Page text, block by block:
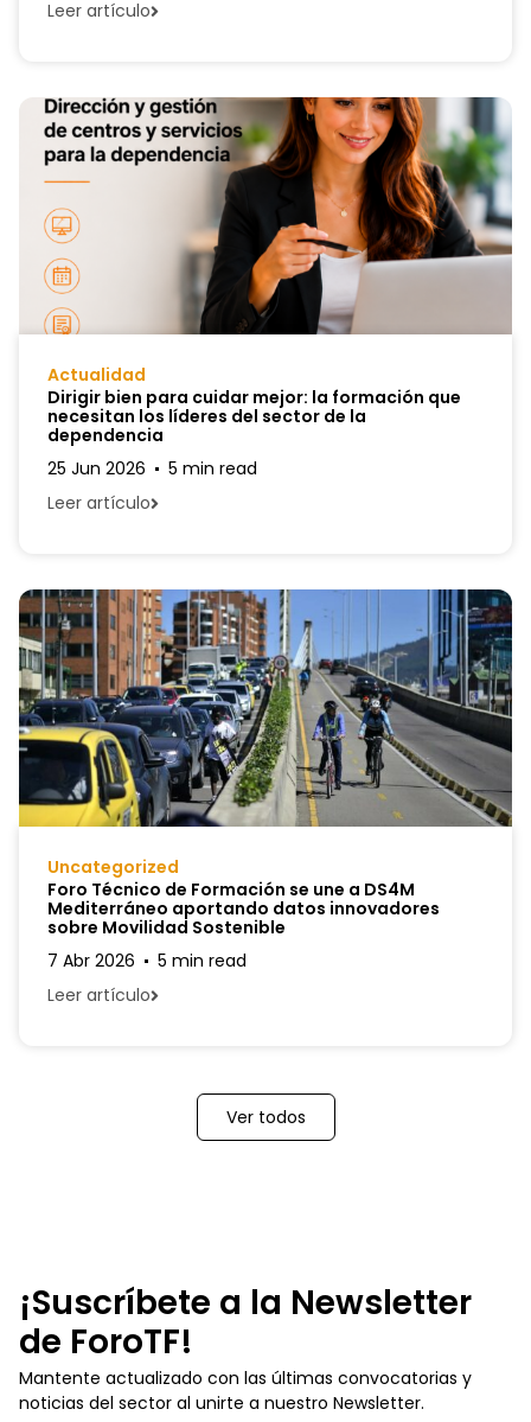
Leer artículo
Actualidad
Dirigir bien para cuidar mejor: la formación que
necesitan los líderes del sector de la
dependencia
25 Jun 2026
5 min read
Leer artículo
Uncategorized
Foro Técnico de Formación se une a DS4M
Mediterráneo aportando datos innovadores
sobre Movilidad Sostenible
7 Abr 2026
5 min read
Leer artículo
Ver todos
¡Suscríbete a la Newsletter
de ForoTF!
Mantente actualizado con las últimas convocatorias y
noticias del sector al unirte a nuestro Newsletter.